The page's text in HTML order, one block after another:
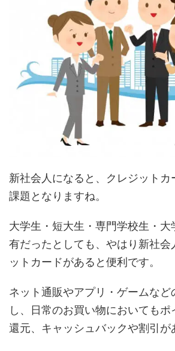
新社会人になると、クレジットカ
課題となりますね。
大学生・短大生・専門学校生・大
有だったとしても、やはり新社会
ットカードがあると便利です。
ネット通販やアプリ・ゲームなど
し、日常のお買い物においても
還元、キャッシュバックや割引が